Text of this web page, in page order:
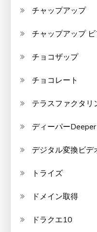
チャップアップ
チャップアップ
チョコザップ
チョコレート
テラスファクタリ
ディーパーDeeper
デジタル変換ビデ
トライズ
ドメイン取得
ドラクエ10